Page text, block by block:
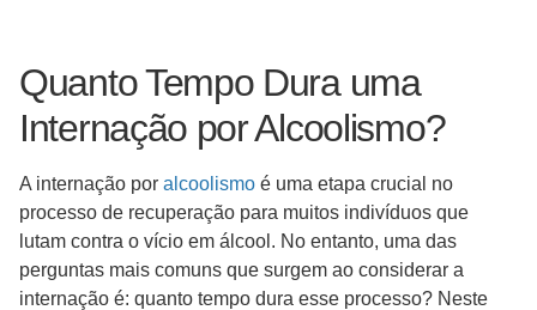
Quanto Tempo Dura uma
Internação por Alcoolismo?
A internação por alcoolismo é uma etapa crucial no
processo de recuperação para muitos indivíduos que
lutam contra o vício em álcool. No entanto, uma das
perguntas mais comuns que surgem ao considerar a
internação é: quanto tempo dura esse processo? Neste